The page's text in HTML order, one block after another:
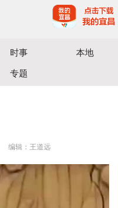
时事
本地
专题
编辑：王道远